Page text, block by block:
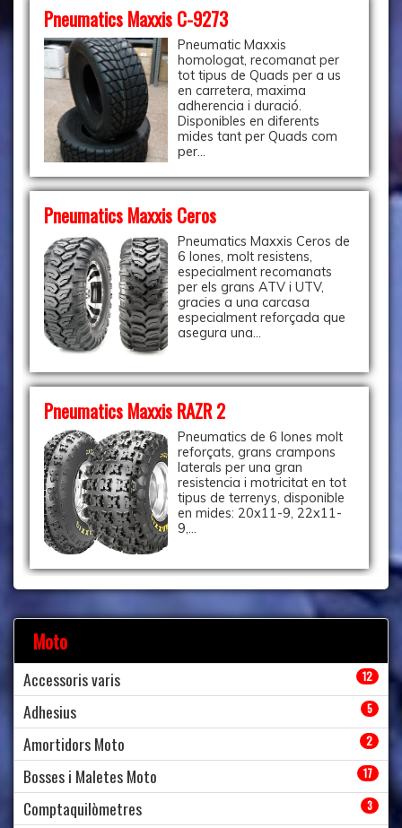
Pneumatics Maxxis C-9273
Pneumatic Maxxis
homologat, recomanat per
tot tipus de Quads per a us
en carretera, maxima
adherencia i duració.
Disponibles en diferents
mides tant per Quads com
per...
Pneumatics Maxxis Ceros
Pneumatics Maxxis Ceros de
6 lones, molt resistens,
especialment recomanats
per els grans ATV i UTV,
gracies a una carcasa
especialment reforçada que
asegura una...
Pneumatics Maxxis RAZR 2
Pneumatics de 6 lones molt
reforçats, grans crampons
laterals per una gran
resistencia i motricitat en tot
tipus de terrenys, disponible
en mides: 20x11-9, 22x11-
9,...
Moto
Accessoris varis 12
Adhesius 5
Amortidors Moto 2
Bosses i Maletes Moto 17
Comptaquilòmetres 3